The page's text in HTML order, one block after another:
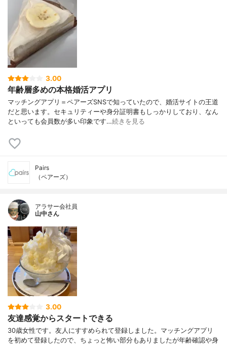
3.00
年齢層多めの本格婚活アプリ
マッチングアプリ＝ペアーズSNSで知っていたので、婚活サイトの王道
だと思います。セキュリティーや身分証明書もしっかりしており、なん
といっても会員数が多い印象です…続きを見る
Pairs
（ペアーズ）
アラサー会社員
山中さん
3.00
友達感覚からスタートできる
30歳女性です。友人にすすめられて登録しました。マッチングアプリ
を初めて登録したので、ちょっと怖い部分もありましたが年齢確認や身